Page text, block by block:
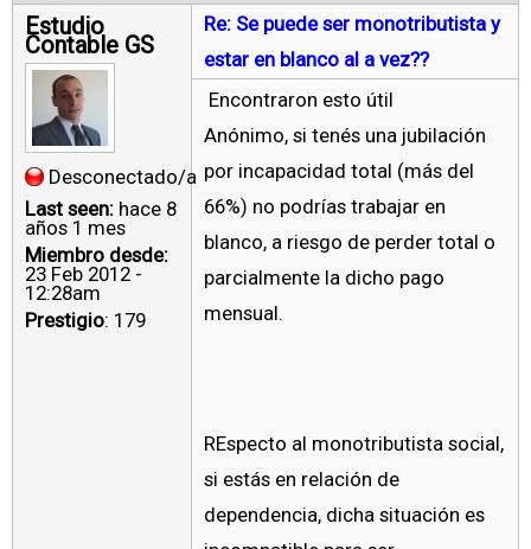
Estudio
Contable GS
Desconectado/a
Last seen: hace 8
años 1 mes
Miembro desde:
23 Feb 2012 -
12:28am
Prestigio: 179
Re: Se puede ser monotributista y
estar en blanco al a vez??
Encontraron esto útil
Anónimo, si tenés una jubilación
por incapacidad total (más del
66%) no podrías trabajar en
blanco, a riesgo de perder total o
parcialmente la dicho pago
mensual.
REspecto al monotributista social,
si estás en relación de
dependencia, dicha situación es